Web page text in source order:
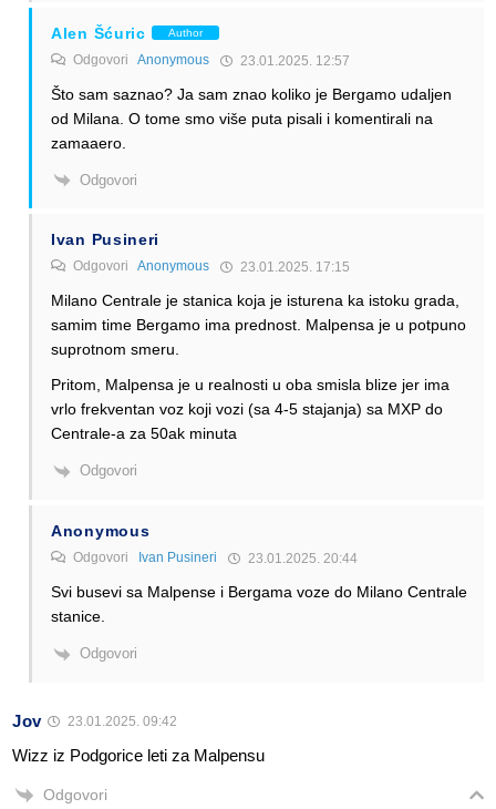
Alen Šćuric Author
Odgovori Anonymous 23.01.2025. 12:57
Što sam saznao? Ja sam znao koliko je Bergamo udaljen
od Milana. O tome smo više puta pisali i komentirali na
zamaaero.
Odgovori
Ivan Pusineri
Odgovori Anonymous 23.01.2025. 17:15
Milano Centrale je stanica koja je isturena ka istoku grada,
samim time Bergamo ima prednost. Malpensa je u potpuno
suprotnom smeru.
Pritom, Malpensa je u realnosti u oba smisla blize jer ima
vrlo frekventan voz koji vozi (sa 4-5 stajanja) sa MXP do
Centrale-a za 50ak minuta
Odgovori
Anonymous
Odgovori Ivan Pusineri 23.01.2025. 20:44
Svi busevi sa Malpense i Bergama voze do Milano Centrale
stanice.
Odgovori
Jov 23.01.2025. 09:42
Wizz iz Podgorice leti za Malpensu
Odgovori